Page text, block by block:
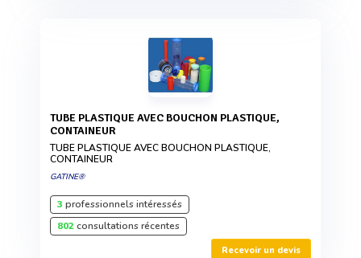
TUBE PLASTIQUE AVEC BOUCHON PLASTIQUE,
CONTAINEUR
TUBE PLASTIQUE AVEC BOUCHON PLASTIQUE,
CONTAINEUR
GATINE®
3 professionnels intéressés
802consultations récentes
Recevoir un devis